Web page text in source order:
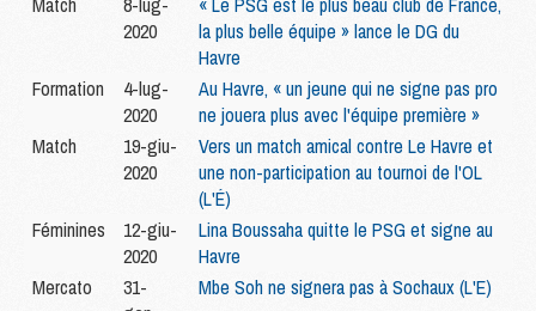
2020
la plus belle équipe » lance le DG du
Havre
Formation
4-lug-
2020
Au Havre, « un jeune qui ne signe pas pro
ne jouera plus avec l'équipe première »
Match
19-giu-
2020
Vers un match amical contre Le Havre et
une non-participation au tournoi de l'OL
(L'É)
Féminines
12-giu-
2020
Lina Boussaha quitte le PSG et signe au
Havre
Mercato
31-
Mbe Soh ne signera pas à Sochaux (L'E)